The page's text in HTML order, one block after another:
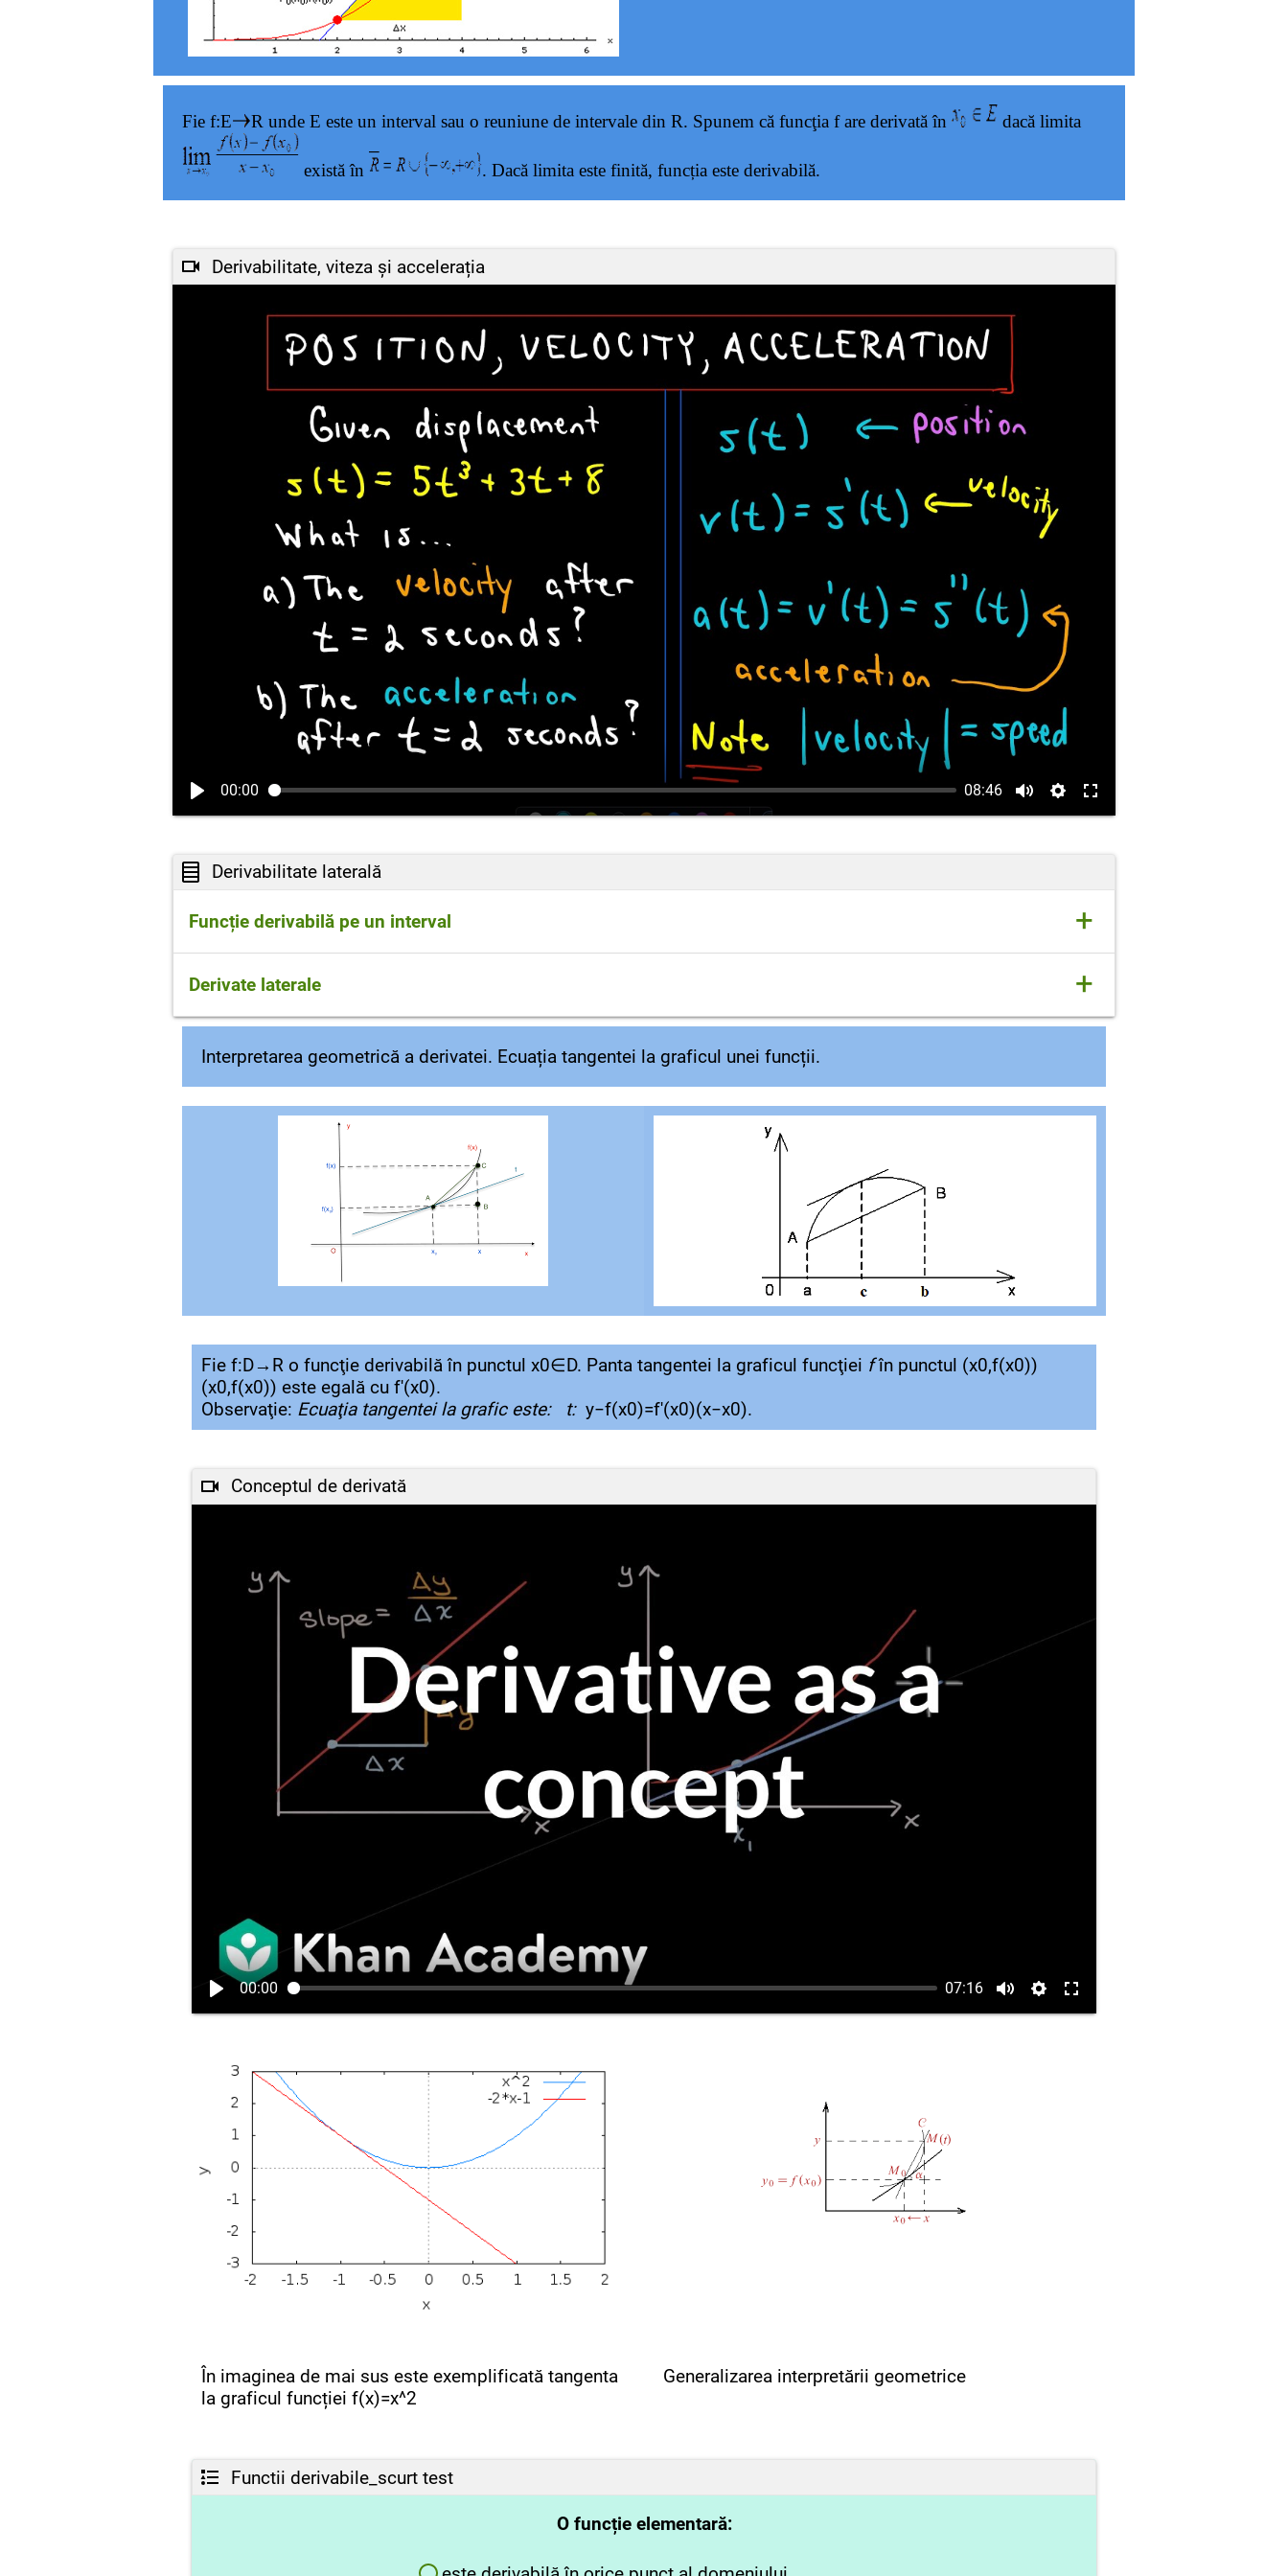
Fie f:E R unde E este un interval sau o reuniune de intervale din R. Spunem că funcţia f are derivată în dacă limita
există în . Dacă limita este finită, funcția este derivabilă.
Derivabilitate, viteza și accelerația
00:00 08:46
Derivabilitate laterală
Funcție derivabilă pe un interval +
Spunem că funcţia f este derivată pe un interval I dacă este derivabilă în fiecare punct al intervalului I.
Derivate laterale +
0
;
Interpretarea geometrică a derivatei. Ecuația tangentei la graficul unei funcții.
Fie f:D→R o funcţie derivabilă în punctul x0∈D. Panta tangentei la graficul funcţiei fîn punctul (x0,f(x0))
(x0,f(x0)) este egală cu f′(x0).
Observaţie: Ecuaţia tangentei la grafic este: t: y−f(x0)=f′(x0)(x−x0).
Conceptul de derivată
00:00 07:16
În imaginea de mai sus este exemplificată tangenta
la graficul funcției f(x)=x^2
Generalizarea interpretării geometrice
Functii derivabile_scurt test
O funcție elementară: